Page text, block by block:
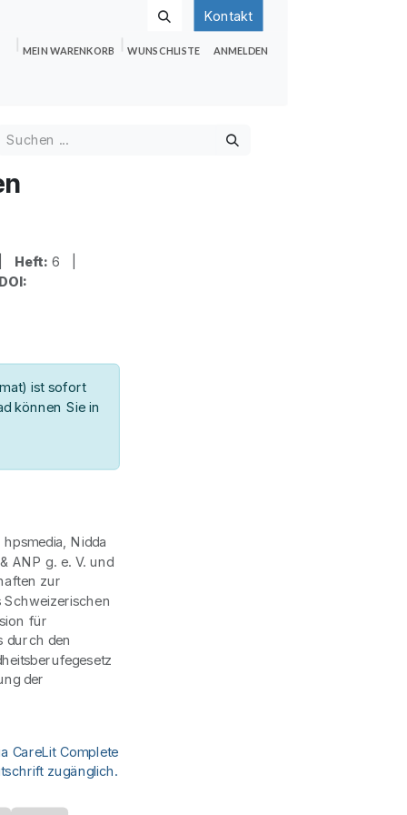
Kontakt
MEIN WARENKORB WUNSCHLISTE ANMELDEN
Heft: 6 |
DOI:
ist sofort
können Sie in
Nidda
ANP g. e. V. und
zur
für
durch den
der
CareLit Complete
zugänglich.